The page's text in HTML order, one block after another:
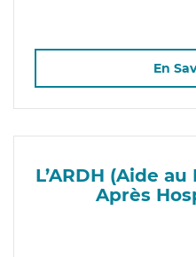
En
L’ARDH (Aide
Après